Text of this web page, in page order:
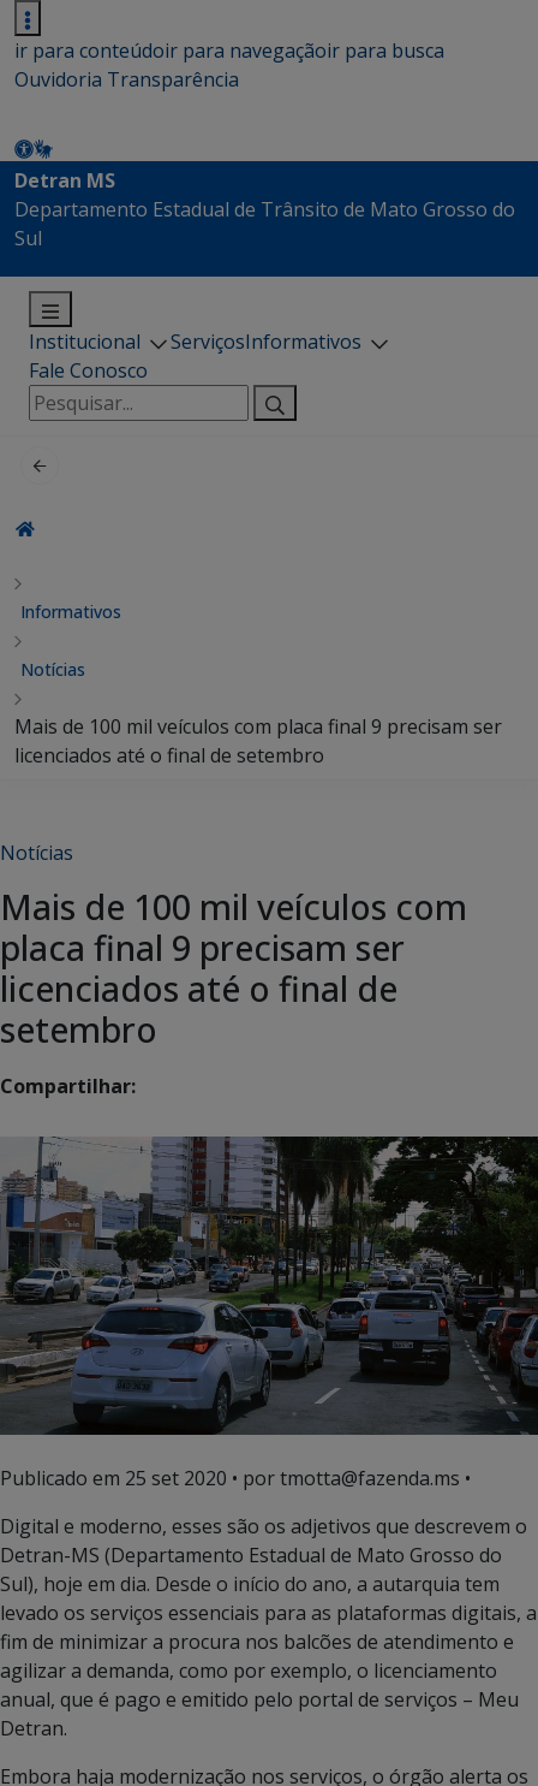
ir para conteúdoir para navegaçãoir para busca
Ouvidoria Transparência
Detran MS
Departamento Estadual de Trânsito de Mato Grosso do
Sul
Institucional ServiçosInformativos
Fale Conosco
Pesquisar
por:
Informativos
Notícias
Mais de 100 mil veículos com placa final 9 precisam ser
licenciados até o final de setembro
Notícias
Mais de 100 mil veículos com
placa final 9 precisam ser
licenciados até o final de
setembro
Compartilhar:
Publicado em 25 set 2020 • por tmotta@fazenda.ms •
Digital e moderno, esses são os adjetivos que descrevem o
Detran-MS (Departamento Estadual de Mato Grosso do
Sul), hoje em dia. Desde o início do ano, a autarquia tem
levado os serviços essenciais para as plataformas digitais, a
fim de minimizar a procura nos balcões de atendimento e
agilizar a demanda, como por exemplo, o licenciamento
anual, que é pago e emitido pelo portal de serviços – Meu
Detran.
Embora haja modernização nos serviços, o órgão alerta os